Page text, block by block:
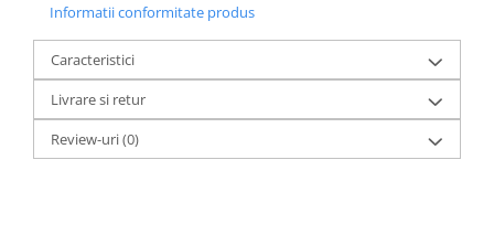
Informatii conformitate produs
Caracteristici
Livrare si retur
Review-uri(0)